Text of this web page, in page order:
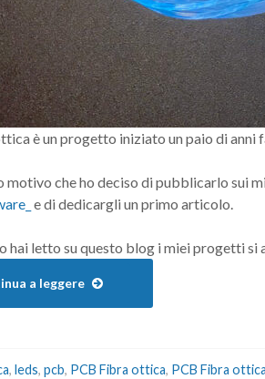
è un progetto iniziato un paio di anni
motivo che ho deciso di pubblicarlo sui
e di dedicargli un primo articolo.
hai letto su questo blog i miei progetti si
a leggere
, leds, pcb, PCB Fibra ottica, PCB Fibra